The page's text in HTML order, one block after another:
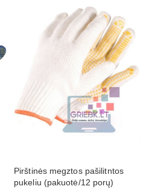
Pirštinės megztos pašilitntos
pukeliu (pakuotė/12 porų)